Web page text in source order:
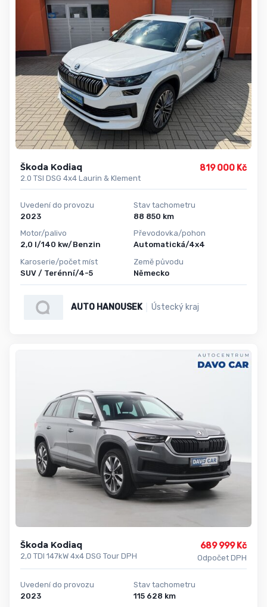
Škoda Kodiaq
2.0 TSI DSG 4x4 Laurin & Klement
819 000 Kč
Uvedení do provozu
2023
Motor/palivo
2,0 l/140 kw/Benzin
Karoserie/počet míst
SUV / Terénní/4-5
Stav tachometru
88 850 km
Převodovka/pohon
Automatická/4x4
Země původu
Německo
AUTO HANOUSEK Ústecký kraj
Škoda Kodiaq
2,0 TDI 147kW 4x4 DSG Tour DPH
689 999 Kč
Odpočet DPH
Uvedení do provozu
2023
Stav tachometru
115 628 km